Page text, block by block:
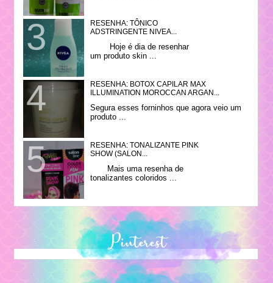
RESENHA: TÔNICO
ADSTRINGENTE NIVEA...
Hoje é dia de resenhar
um produto skin ...
RESENHA: BOTOX CAPILAR MAX
ILLUMINATION MOROCCAN ARGAN...
Segura esses forninhos que agora veio um
produto ...
RESENHA: TONALIZANTE PINK
SHOW (SALON...
Mais uma resenha de
tonalizantes coloridos ...
Pinterest